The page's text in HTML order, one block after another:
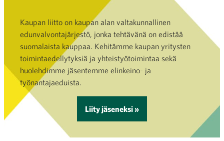
Kaupan liitto on kaupan alan valtakunnallinen
edunvalvontajärjestö, jonka tehtävänä on edistää
suomalaista kauppaa. Kehitämme kaupan yritysten
toimintaedellytyksiä ja yhteistyötoimintaa sekä
huolehdimme jäsentemme elinkeino- ja
työnantajaeduista.
Liity jäseneksi »